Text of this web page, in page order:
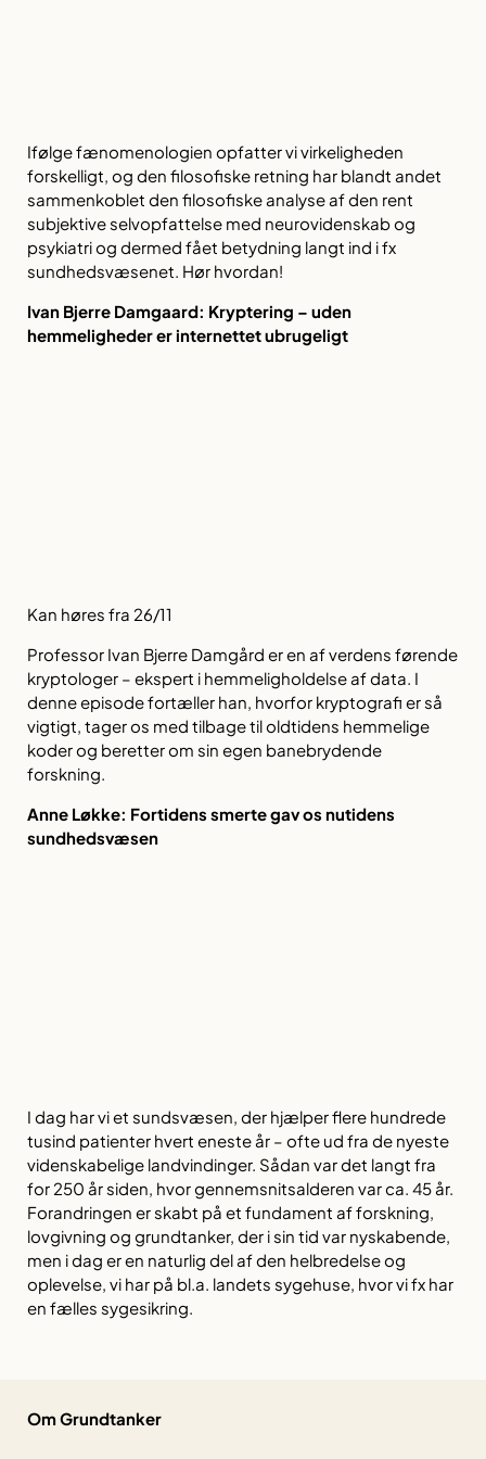
Ifølge fænomenologien opfatter vi virkeligheden
forskelligt, og den filosofiske retning har blandt andet
sammenkoblet den filosofiske analyse af den rent
subjektive selvopfattelse med neurovidenskab og
psykiatri og dermed fået betydning langt ind i fx
sundhedsvæsenet. Hør hvordan!
Ivan Bjerre Damgaard: Kryptering – uden
hemmeligheder er internettet ubrugeligt
Kan høres fra 26/11
Professor Ivan Bjerre Damgård er en af verdens førende
kryptologer – ekspert i hemmeligholdelse af data. I
denne episode fortæller han, hvorfor kryptografi er så
vigtigt, tager os med tilbage til oldtidens hemmelige
koder og beretter om sin egen banebrydende
forskning.
Anne Løkke: Fortidens smerte gav os nutidens
sundhedsvæsen
I dag har vi et sundsvæsen, der hjælper flere hundrede
tusind patienter hvert eneste år – ofte ud fra de nyeste
videnskabelige landvindinger. Sådan var det langt fra
for 250 år siden, hvor gennemsnitsalderen var ca. 45 år.
Forandringen er skabt på et fundament af forskning,
lovgivning og grundtanker, der i sin tid var nyskabende,
men i dag er en naturlig del af den helbredelse og
oplevelse, vi har på bl.a. landets sygehuse, hvor vi fx har
en fælles sygesikring.
Om Grundtanker